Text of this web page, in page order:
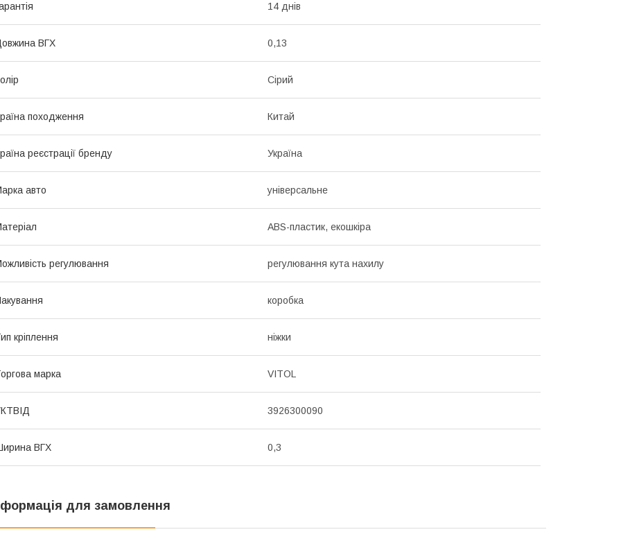
14 днів
ВГХ 0,13
Сірий
походження Китай
реєстрації бренду Україна
авто універсальне
ABS-пластик, екошкіра
регулювання регулювання кута нахилу
коробка
кріплення ніжки
марка VITOL
3926300090
ВГХ 0,3
для замовлення